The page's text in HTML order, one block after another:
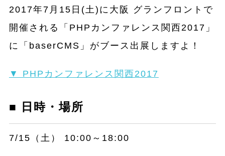
2017年7月15日(土)に大阪 グランフロントで
開催される「PHPカンファレンス関西2017」
に
「baserCMS」がブース出展しますよ！
▼ PHPカンファレンス関西2017
■ 日時・場所
7/15（土） 10:00～18:00